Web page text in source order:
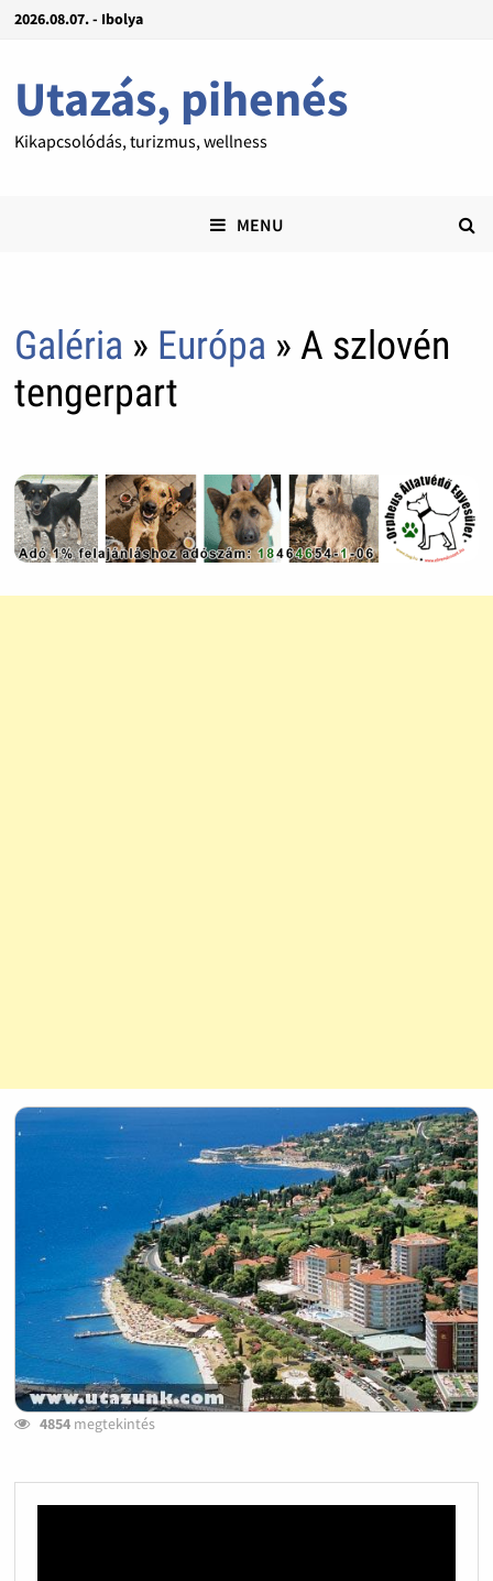
2026.08.07. - Ibolya
Utazás, pihenés
Kikapcsolódás, turizmus, wellness
MENU
Galéria » Európa » A szlovén
tengerpart
4854megtekintés